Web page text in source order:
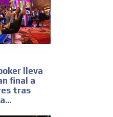
lleva
final a
tras